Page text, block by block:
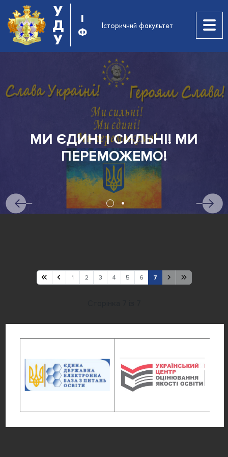
У
Д
У
І
Ф
Історичний факультет
МИ ЄДИНІ І СИЛЬНІ! МИ
ПЕРЕМОЖЕМО!
1 2 3 4 5 6 7